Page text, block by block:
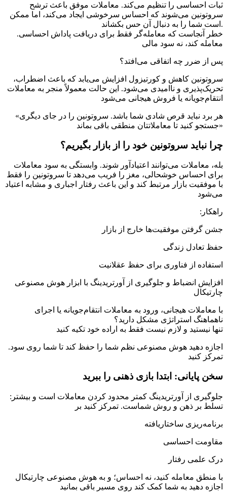
ثبات احساسی را تنظیم می‌کند. معاملات موفق باعث ترشح
سروتونین می‌شوند که احساس سرخوشی ایجاد می‌کند، اما ممکن
است شما را به دنبال آن حس بکشاند.
.خطر آنجاست که معامله‌گر فقط برای دریافت پاداش احساسی
معامله کند، نه سود مالی
پس از ضرر چه اتفاقی می‌افتد؟
سروتونین کاهش و کورتیزول افزایش می‌یابد که باعث اضطراب،
تحریک‌پذیری و ناامیدی می‌شود. این حالت معمولاً منجر به معاملات
انتقام‌جویانه یا فروش هیجانی می‌شود
«هر برد نباید قرص شادی شما باشد. سروتونین را در جای دیگری
جستجو کنید تا معاملاتتان منطقی باقی بماند»
چرا نباید سروتونین خود را از بازار بگیریم؟
بله، معاملات می‌توانند اعتیادآور شوند. وابستگی به سود معاملات
برای احساس خوشحالی، مغز را فریب می‌دهد تا سروتونین را فقط
با موفقیت بازار مرتبط کند و این باعث رفتار اجباری و مشابه اعتیاد
می‌شود
:راهکار
جشن گرفتن موفقیت‌ها خارج از بازار
حفظ تعادل زندگی
استفاده از فناوری برای حفظ عقلانیت
افزایش انضباط و جلوگیری از آورتریدینگ با ابزار هوش مصنوعی
چارتیکال
با معاملات هیجانی، ورود به معاملات انتقام‌جویانه یا اجرای
ناهماهنگ استراتژی مشکل دارید؟
تنها نیستید و لازم نیست فقط به اراده خود تکیه کنید
.اجازه دهید هوش مصنوعی نظم شما را حفظ کند تا شما روی سود
تمرکز کنید
سخن پایانی: ابتدا بازی ذهنی را ببرید
:جلوگیری از آورتریدینگ کمتر محدود کردن معاملات است و بیشتر
تسلط بر ذهن و روش شماست. تمرکز کنید بر
برنامه‌ریزی ساختاریافته
مقاومت احساسی
درک علمی رفتار
با منطق معامله کنید، نه احساس؛ و به هوش مصنوعی چارتیکال
اجازه دهید به شما کمک کند روی مسیر باقی بمانید